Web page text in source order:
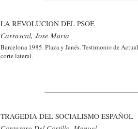
LA REVOLUCION DEL PSOE
Carrascal, Jose Maria
Barcelona 1985. Plaza y Janés. Testimonio de
corte lateral.
TRAGEDIA DEL SOCIALISMO ESPAÑOL